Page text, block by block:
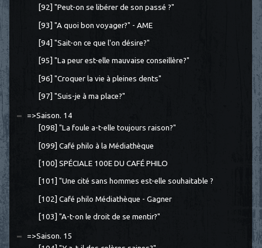
[92] "Peut-on se libérer de son passé ?"
[93] "A quoi bon voyager?" - AME
[94] "Sait-on ce que l'on désire?"
[95] "La peur est-elle mauvaise conseillère?"
[96] "Croquer la vie à pleines dents"
[97] "Suis-je à ma place?"
=>Saison. 14
[098] "La foule a-t-elle toujours raison?"
[099] Café philo à la Médiathèque
[100] SPÉCIALE 100E DU CAFÉ PHILO
[101] "Une cité sans hommes est-elle souhaitable ?
[102] Café philo Médiathèque - Gagner
[103] "A-t-on le droit de se mentir?"
=>Saison. 15